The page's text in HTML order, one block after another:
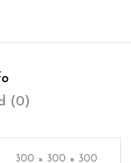
(0)
300 × 300 × 300